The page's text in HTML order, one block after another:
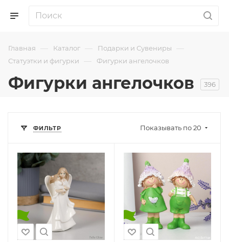
Главная — Каталог — Подарки и Сувениры —
Статуэтки и фигурки — Фигурки ангелочков
Фигурки ангелочков 396
ФИЛЬТР Показывать по 20